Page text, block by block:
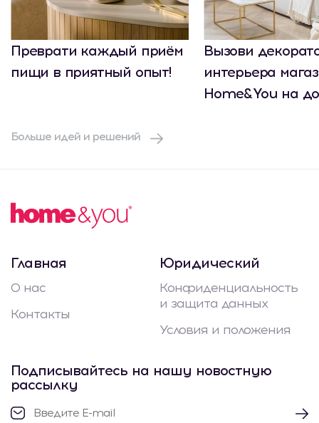
Преврати каждый приём
пищи в приятный опыт!
Вызови
интерьера
Home&You на
Больше идей и решений
Главная
О нас
Контакты
Юридический
Конфиденциальность
и защита данных
Условия и положения
Подписывайтесь на нашу новостную
рассылку